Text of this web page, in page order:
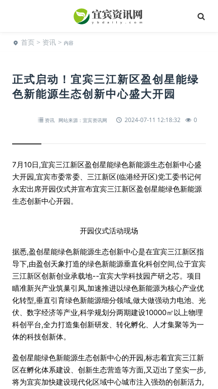
首页 > 资讯 > 内容
正式启动！宜宾三江新区盈创星能绿
色新能源生态创新中心盛大开园
资讯 网站来源：宜宾资讯网 2024-07-11 12:18:32 0
7月10日,宜宾三江新区盈创星能绿色新能源生态创新中心盛
大开园,宜宾市委常委、三江新区(临港经开区)党工委书记何
永宏出席开园仪式并宣布宜宾三江新区盈创星能绿色新能源
生态创新中心开园。
开园仪式活动现场
据悉,盈创星能绿色新能源生态创新中心是在宜宾三江新区指
导下,由盈创天象打造的绿色新能源垂直化科创空间,位于宜宾
三江新区创新创业承载地--宜宾大学科技园产研之芯。项目
瞄准新兴产业筑巢引凤,加速推进以绿色新能源为核心产业优
化转型,垂直引育绿色新能源细分领域,做大做强动力电池、光
伏、数字经济等产业,科学规划分两期建设10000㎡以上物理
科创平台,全力打造集创新研发、转化孵化、人才集聚等为一
体的科技创新体。
盈创星能绿色新能源生态创新中心的开园,标志着宜宾三江新
区在孵化体系建设、创新生态营造等方面,又迈出了坚实一步,
将为宜宾加快建设现代化区域中心城市注入强劲的创新活力,